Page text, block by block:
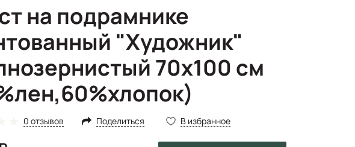
на подрамнике
"Художник"
70x100 см
0 отзывов Поделиться В избранное